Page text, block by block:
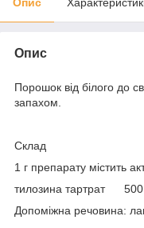
Опис
Порошок від білого до
запахом.
Склад
1 г препарату містить
тилозина тартрат 500
Допоміжна речовина: